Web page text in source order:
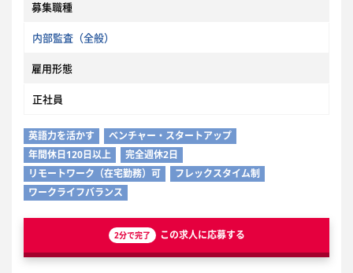
募集職種
内部監査（全般）
雇用形態
正社員
英語力を活かす
ベンチャー・スタートアップ
年間休日120日以上
完全週休2日
リモートワーク（在宅勤務）可
フレックスタイム制
ワークライフバランス
2分で完了 この求人に応募する